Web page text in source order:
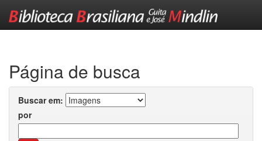
Página de busca
Buscar em:
por